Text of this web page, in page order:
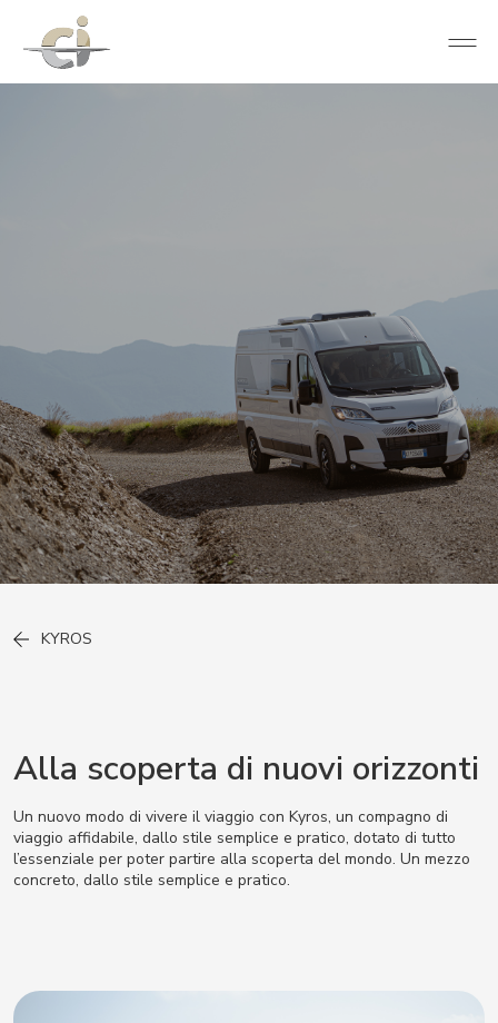
KYROS
Alla scoperta di nuovi orizzonti
Un nuovo modo di vivere il viaggio con Kyros, un compagno di
viaggio affidabile, dallo stile semplice e pratico, dotato di tutto
l’essenziale per poter partire alla scoperta del mondo. Un mezzo
concreto, dallo stile semplice e pratico.